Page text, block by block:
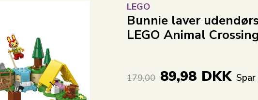
LEGO
Bunnie laver
LEGO Animal Crossing
179,00 89,98 DKK